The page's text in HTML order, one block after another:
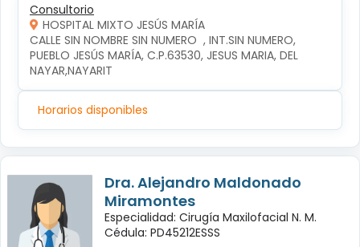
Consultorio
HOSPITAL MIXTO JESÚS MARÍA
CALLE SIN NOMBRE SIN NUMERO  , INT.SIN NUMERO,
PUEBLO JESÚS MARÍA, C.P.63530, JESUS MARIA, DEL
NAYAR,NAYARIT
Horarios disponibles
Dra. Alejandro Maldonado
Miramontes
Especialidad: Cirugía Maxilofacial N. M.
Cédula: PD45212ESSS